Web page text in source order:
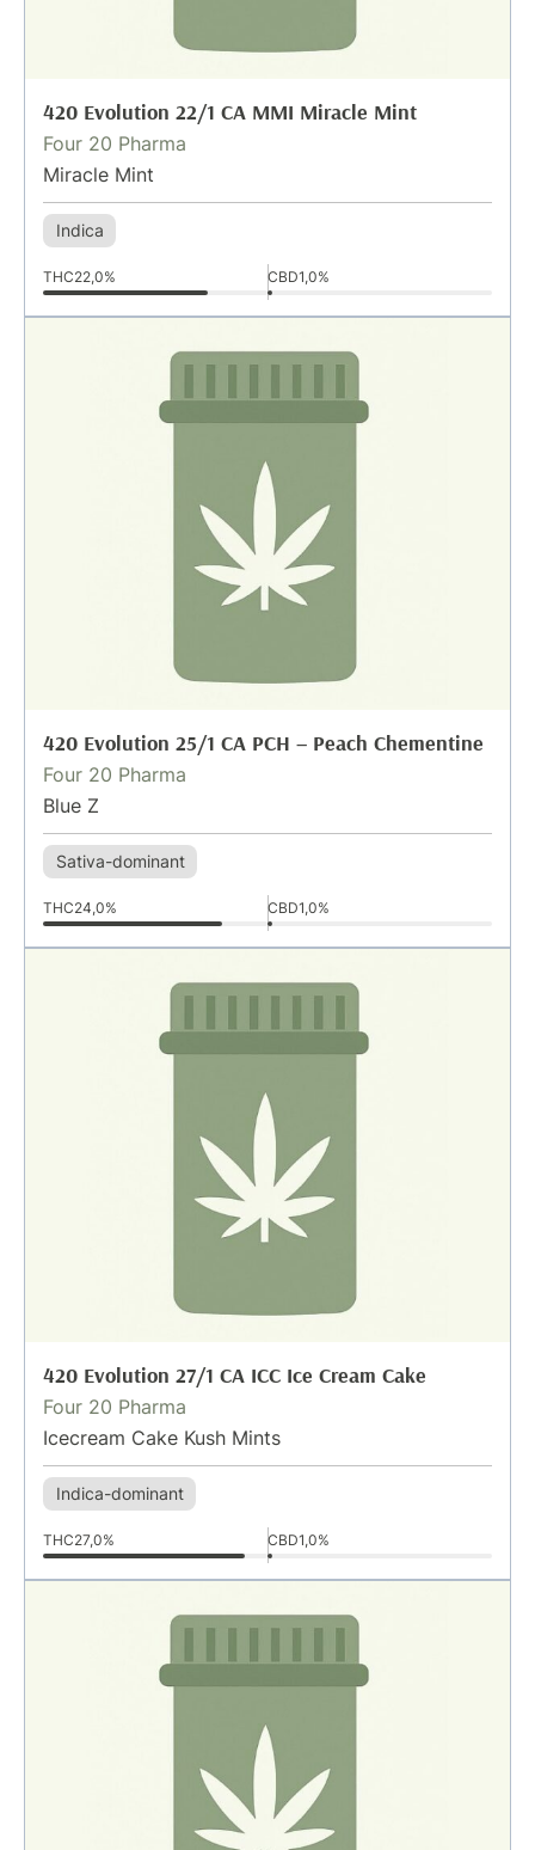
420 Evolution 22/1 CA MMI Miracle Mint
Four 20 Pharma
Miracle Mint
Indica
THC22,0% CBD1,0%
420 Evolution 25/1 CA PCH – Peach Chementine
Four 20 Pharma
Blue Z
Sativa-dominant
THC24,0% CBD1,0%
420 Evolution 27/1 CA ICC Ice Cream Cake
Four 20 Pharma
Icecream Cake Kush Mints
Indica-dominant
THC27,0% CBD1,0%